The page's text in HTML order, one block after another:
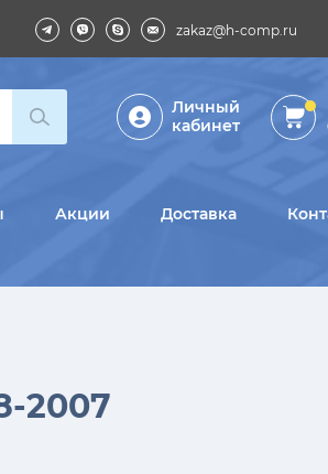
zakaz@h-comp.ru
Личный
кабинет
Акции Доставка
2007